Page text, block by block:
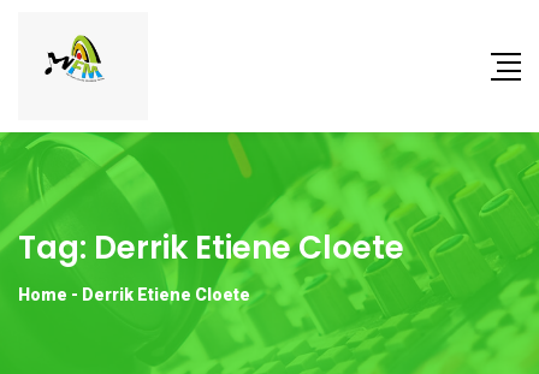
Tag: Derrik Etiene Cloete
Home - Derrik Etiene Cloete